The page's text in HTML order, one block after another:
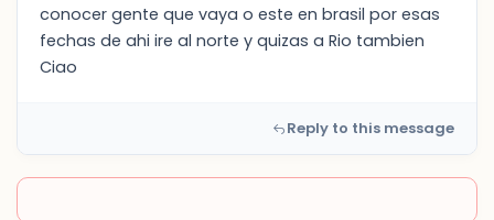
conocer gente que vaya o este en brasil por esas
fechas de ahi ire al norte y quizas a Rio tambien
Ciao
Reply to this message